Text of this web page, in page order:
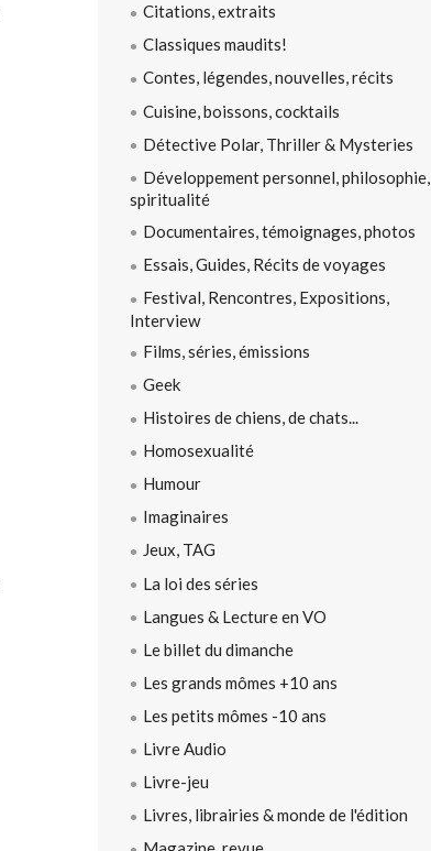
Citations, extraits
Classiques maudits!
Contes, légendes, nouvelles, récits
Cuisine, boissons, cocktails
Détective Polar, Thriller & Mysteries
Développement personnel, philosophie,
spiritualité
Documentaires, témoignages, photos
Essais, Guides, Récits de voyages
Festival, Rencontres, Expositions,
Interview
Films, séries, émissions
Geek
Histoires de chiens, de chats...
Homosexualité
Humour
Imaginaires
Jeux, TAG
La loi des séries
Langues & Lecture en VO
Le billet du dimanche
Les grands mômes +10 ans
Les petits mômes -10 ans
Livre Audio
Livre-jeu
Livres, librairies & monde de l'édition